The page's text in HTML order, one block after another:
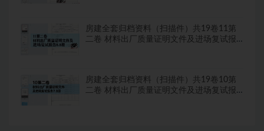
房建全套归档资料（扫描件）共19卷11第
二卷 材料出厂质量证明文件及进场复试报
房建全套归档资料（扫描件）共19卷10第
二卷 材料出厂质量证明文件及进场复试报